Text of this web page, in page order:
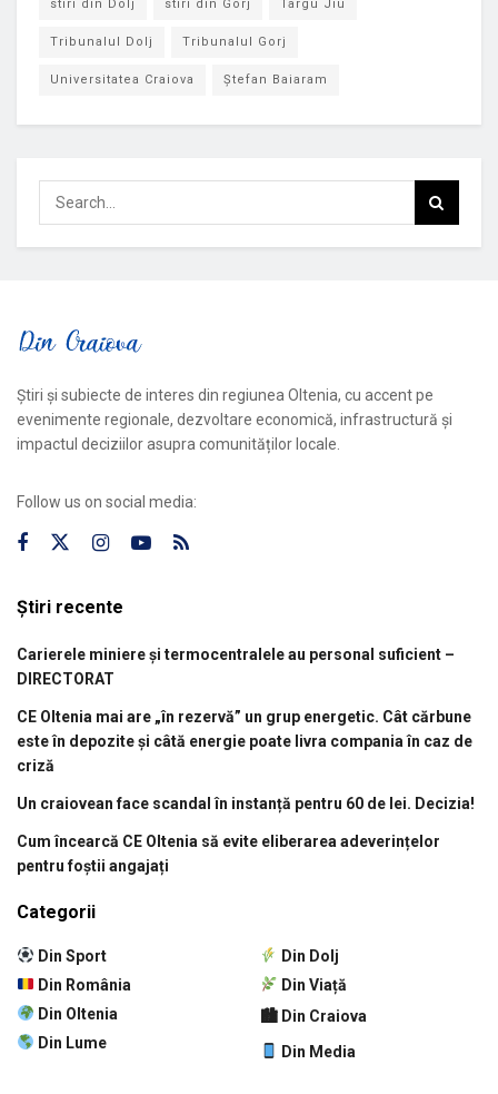
stiri din Dolj stiri din Gorj Targu Jiu
Tribunalul Dolj Tribunalul Gorj
Universitatea Craiova Ștefan Baiaram
Știri și subiecte de interes din regiunea Oltenia, cu accent pe
evenimente regionale, dezvoltare economică, infrastructură și
impactul deciziilor asupra comunităților locale.
Follow us on social media:
Știri recente
Carierele miniere și termocentralele au personal suficient –
DIRECTORAT
CE Oltenia mai are „în rezervă” un grup energetic. Cât cărbune
este în depozite și câtă energie poate livra compania în caz de
criză
Un craiovean face scandal în instanță pentru 60 de lei. Decizia!
Cum încearcă CE Oltenia să evite eliberarea adeverințelor
pentru foștii angajați
Categorii
Din Sport
Din România
Din Oltenia
Din Lume
Din Dolj
Din Viață
🏙 Din Craiova
Din Media